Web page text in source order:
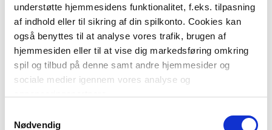
understøtte hjemmesidens funktionalitet, f.eks. tilpasning
af indhold eller til sikring af din spilkonto. Cookies kan
også benyttes til at analyse vores trafik, brugen af
hjemmesiden eller til at vise dig markedsføring omkring
spil og tilbud på denne samt andre hjemmesider og
sociale medier igennem vores analyse og
Du kan læse mere om vores brug af cookies under
Nødvendig